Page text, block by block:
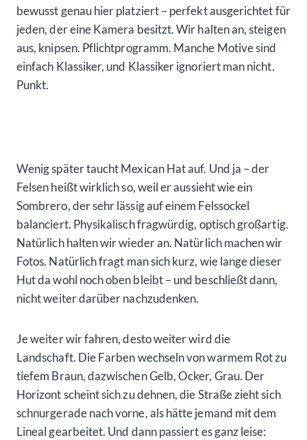
bewusst genau hier platziert – perfekt ausgerichtet für
jeden, der eine Kamera besitzt. Wir halten an, steigen
aus, knipsen. Pflichtprogramm. Manche Motive sind
einfach Klassiker, und Klassiker ignoriert man nicht.
Punkt.
Wenig später taucht Mexican Hat auf. Und ja – der
Felsen heißt wirklich so, weil er aussieht wie ein
Sombrero, der sehr lässig auf einem Felssockel
balanciert. Physikalisch fragwürdig, optisch großartig.
Natürlich halten wir wieder an. Natürlich machen wir
Fotos. Natürlich fragt man sich kurz, wie lange dieser
Hut da wohl noch oben bleibt – und beschließt dann,
nicht weiter darüber nachzudenken.
Je weiter wir fahren, desto weiter wird die
Landschaft. Die Farben wechseln von warmem Rot zu
tiefem Braun, dazwischen Gelb, Ocker, Grau. Der
Horizont scheint sich zu dehnen, die Straße zieht sich
schnurgerade nach vorne, als hätte jemand mit dem
Lineal gearbeitet. Und dann passiert es ganz leise: